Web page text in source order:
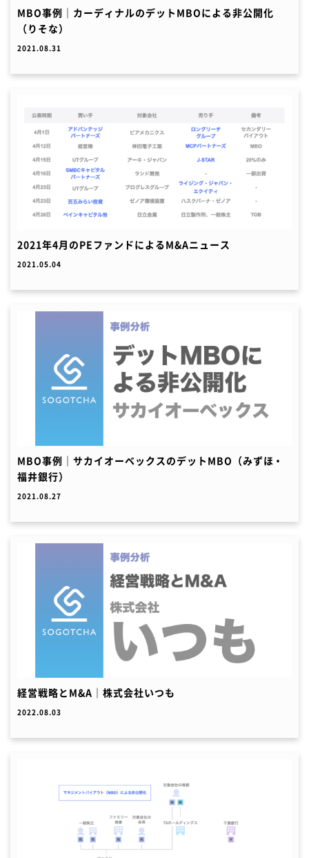
MBO事例｜カーディナルのデットMBOによる非公開化
（りそな）
2021.08.31
2021年4月のPEファンドによるM&Aニュース
2021.05.04
MBO事例｜サカイオーベックスのデットMBO（みずほ・
福井銀行）
2021.08.27
経営戦略とM&A｜株式会社いつも
2022.08.03